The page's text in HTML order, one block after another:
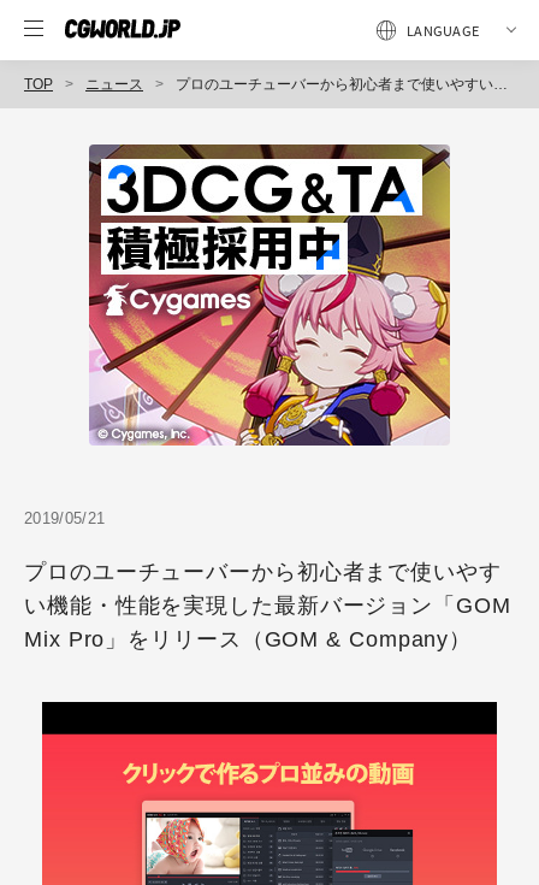
TOP ニュース プロのユーチューバーから初心者まで使いやすい機能・性能を実現した最新バージョン「GOM Mix Pro」をリリース（GOM & Company）
2019/05/21
プロのユーチューバーから初心者まで使いやす
い機能・性能を実現した最新バージョン「GOM
Mix Pro」をリリース（GOM & Company）